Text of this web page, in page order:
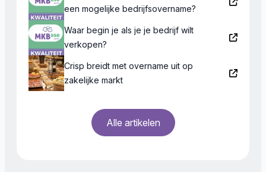
een mogelijke bedrijfsovername?
Waar begin je als je je bedrijf wilt
verkopen?
Crisp breidt met overname uit op
zakelijke markt
Alle artikelen